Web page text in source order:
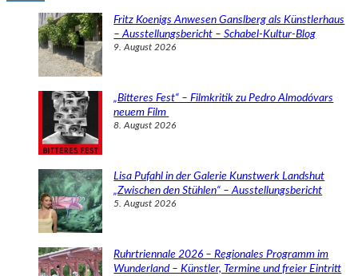
Fritz Koenigs Anwesen Ganslberg als Künstlerhaus
– Ausstellungsbericht – Schabel-Kultur-Blog
9. August 2026
„Bitteres Fest“ – Filmkritik zu Pedro Almodóvars
neuem Film
8. August 2026
Lisa Pufahl in der Galerie Kunstwerk Landshut
„Zwischen den Stühlen“ – Ausstellungsbericht
5. August 2026
Ruhrtriennale 2026 – Regionales Programm im
Wunderland – Künstler, Termine und freier Eintritt